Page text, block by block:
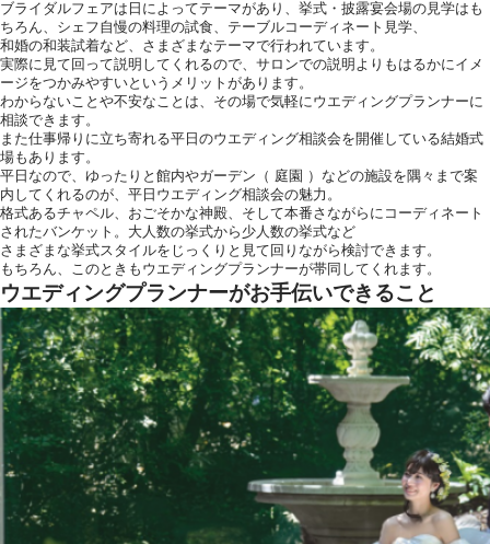
ブライダルフェアは日によってテーマがあり、挙式・披露宴会場の見学はも
ちろん、シェフ自慢の料理の試食、テーブルコーディネート見学、
和婚の和装試着など、さまざまなテーマで行われています。
実際に見て回って説明してくれるので、サロンでの説明よりもはるかにイメ
ージをつかみやすいというメリットがあります。
わからないことや不安なことは、その場で気軽にウエディングプランナーに
相談できます。
また仕事帰りに立ち寄れる平日のウエディング相談会を開催している結婚式
場もあります。
平日なので、ゆったりと館内やガーデン（ 庭園 ）などの施設を隅々まで案
内してくれるのが、平日ウエディング相談会の魅力。
格式あるチャペル、おごそかな神殿、そして本番さながらにコーディネート
されたバンケット。大人数の挙式から少人数の挙式など
さまざまな挙式スタイルをじっくりと見て回りながら検討できます。
もちろん、このときもウエディングプランナーが帯同してくれます。
ウエディングプランナーがお手伝いできること